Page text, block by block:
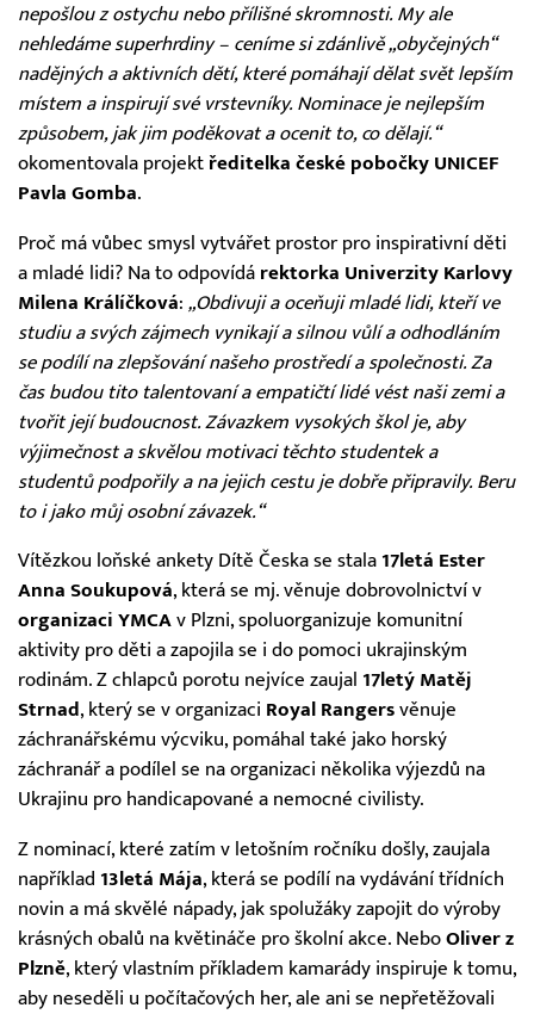
nepošlou z ostychu nebo přílišné skromnosti. My ale
nehledáme superhrdiny – ceníme si zdánlivě „obyčejných“
nadějných a aktivních dětí, které pomáhají dělat svět lepším
místem a inspirují své vrstevníky. Nominace je nejlepším
způsobem, jak jim poděkovat a ocenit to, co dělají.“
okomentovala projekt ředitelka české pobočky UNICEF
Pavla Gomba.
Proč má vůbec smysl vytvářet prostor pro inspirativní děti
a mladé lidi? Na to odpovídá rektorka Univerzity Karlovy
Milena Králíčková: „Obdivuji a oceňuji mladé lidi, kteří ve
studiu a svých zájmech vynikají a silnou vůlí a odhodláním
se podílí na zlepšování našeho prostředí a společnosti. Za
čas budou tito talentovaní a empatičtí lidé vést naši zemi a
tvořit její budoucnost. Závazkem vysokých škol je, aby
výjimečnost a skvělou motivaci těchto studentek a
studentů podpořily a na jejich cestu je dobře připravily. Beru
to i jako můj osobní závazek.“
Vítězkou loňské ankety Dítě Česka se stala 17letá Ester
Anna Soukupová, která se mj. věnuje dobrovolnictví v
organizaci YMCA v Plzni, spoluorganizuje komunitní
aktivity pro děti a zapojila se i do pomoci ukrajinským
rodinám. Z chlapců porotu nejvíce zaujal 17letý Matěj
Strnad, který se v organizaci Royal Rangers věnuje
záchranářskému výcviku, pomáhal také jako horský
záchranář a podílel se na organizaci několika výjezdů na
Ukrajinu pro handicapované a nemocné civilisty.
Z nominací, které zatím v letošním ročníku došly, zaujala
například 13letá Mája, která se podílí na vydávání třídních
novin a má skvělé nápady, jak spolužáky zapojit do výroby
krásných obalů na květináče pro školní akce. Nebo Oliver z
Plzně, který vlastním příkladem kamarády inspiruje k tomu,
aby neseděli u počítačových her, ale ani se nepřetěžovali